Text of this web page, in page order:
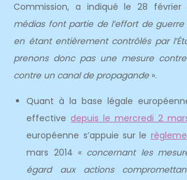
Commission, a indiqué le 28 février
médias font partie de l’effort de guerre
en étant entièrement contrôlés par
prenons donc pas une mesure
contre un canal de propagande».
Quant à la base légale
effectivedepuis le mercredi 2
européenne s’appuie sur le
mars 2014 « concernant les
égard aux actions